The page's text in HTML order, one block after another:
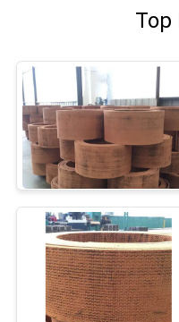
Top